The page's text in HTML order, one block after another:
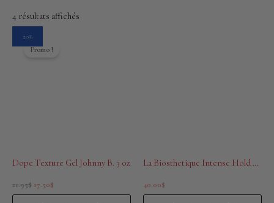
4 résultats affichés
20%
Promo !
Dope Texture Gel Johnny B. 3 oz
21.95$
prix
initial
17.50$
La Biosthetique Intense Hold Gel Style 100ml
40.00$